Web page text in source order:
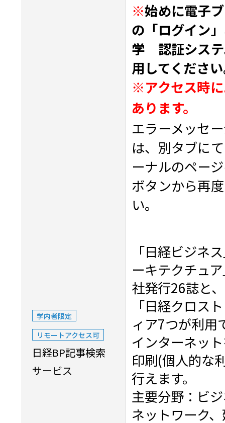
学内者限定
リモートアクセス可
日経BP記事検索
サービス
※始めに電子
の「ログイン
学 認証システ
用してくださ
※アクセス時
あります。
エラーメッセ
は、別タブに
ーナルのペー
ボタンから再
い。
「日経ビジネ
ーキテクチュ
社発行26誌と
「日経クロス
ィア7つが利用
インターネッ
印刷(個人的な
行えます。
主要分野：ビ
ネットワーク